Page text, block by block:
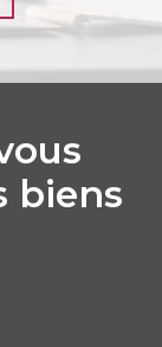
biens